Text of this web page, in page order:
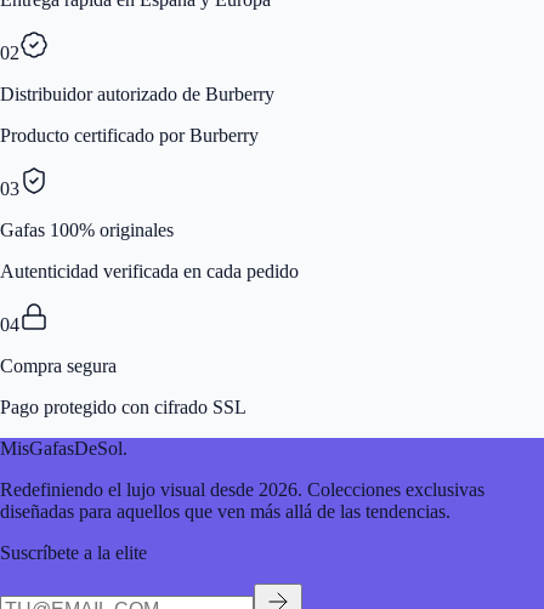
02
Distribuidor autorizado de Burberry
Producto certificado por Burberry
03
Gafas 100% originales
Autenticidad verificada en cada pedido
04
Compra segura
Pago protegido con cifrado SSL
MisGafasDeSol.
Redefiniendo el lujo visual desde 2026. Colecciones exclusivas
diseñadas para aquellos que ven más allá de las tendencias.
Suscríbete a la elite